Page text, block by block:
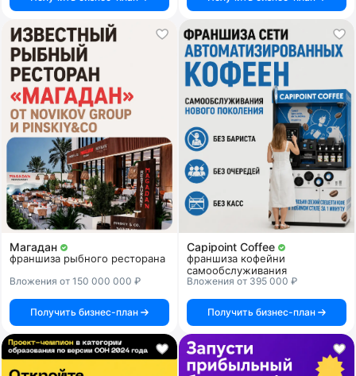
Магадан
франшиза рыбного ресторана
Вложения от 150 000 000 ₽
Получить бизнес-план
Capipoint Coffee
франшиза кофейни
самообслуживания
Вложения от 395 000 ₽
Получить бизнес-план